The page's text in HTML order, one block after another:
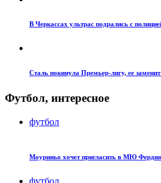
В Черкассах ультрас подрались с
Сталь покинула Премьер-лигу, ее
Футбол, интересное
футбол
Моуриньо хочет пригласить в МЮ